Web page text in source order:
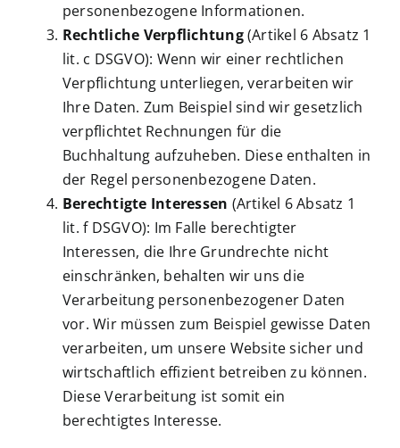
personenbezogene Informationen.
Rechtliche Verpflichtung(Artikel 6 Absatz 1
lit. c DSGVO): Wenn wir einer rechtlichen
Verpflichtung unterliegen, verarbeiten wir
Ihre Daten. Zum Beispiel sind wir gesetzlich
verpflichtet Rechnungen für die
Buchhaltung aufzuheben. Diese enthalten in
der Regel personenbezogene Daten.
Berechtigte Interessen (Artikel 6 Absatz 1
lit. f DSGVO): Im Falle berechtigter
Interessen, die Ihre Grundrechte nicht
einschränken, behalten wir uns die
Verarbeitung personenbezogener Daten
vor. Wir müssen zum Beispiel gewisse Daten
verarbeiten, um unsere Website sicher und
wirtschaftlich effizient betreiben zu können.
Diese Verarbeitung ist somit ein
berechtigtes Interesse.